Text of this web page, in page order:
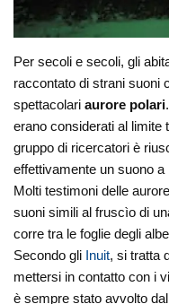
Per secoli e secoli, gli
raccontato di strani suoni
spettacolariaurore polari
erano considerati al limite
gruppo di ricercatori è
effettivamente un suono a
Molti testimoni delle
suoni simili al fruscìo di
corre tra le foglie degli
Secondo gli Inuit, si tratta
mettersi in contatto con i
è sempre stato avvolto